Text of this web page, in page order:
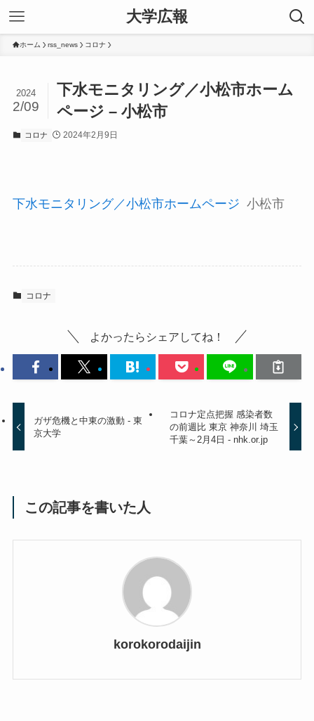
大学広報
ホーム rss_news コロナ
下水モニタリング／小松市ホーム
ページ – 小松市
2024
2/09
コロナ 2024年2月9日
下水モニタリング／小松市ホームページ 小松市
コロナ
よかったらシェアしてね！
ガザ危機と中東の激動 - 東
京大学
コロナ定点把握 感染者数
の前週比 東京 神奈川 埼玉
千葉～2月4日 - nhk.or.jp
この記事を書いた人
korokorodaijin